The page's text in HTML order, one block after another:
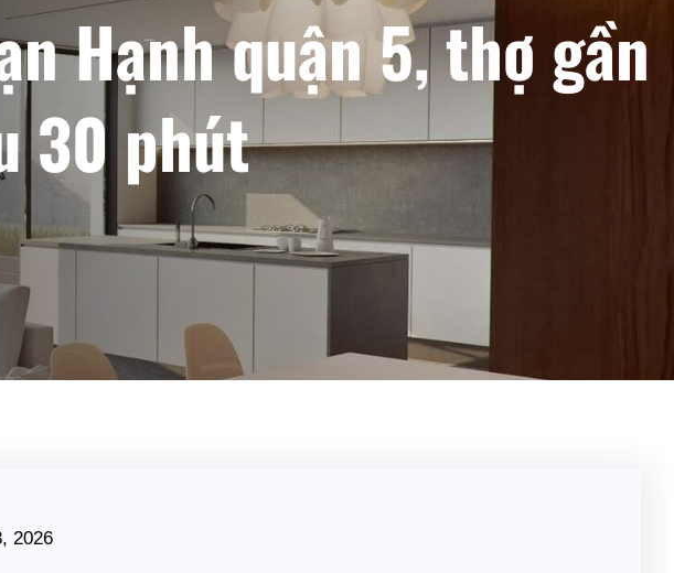
Hạnh quận 5, thợ gần
30 phút
2026